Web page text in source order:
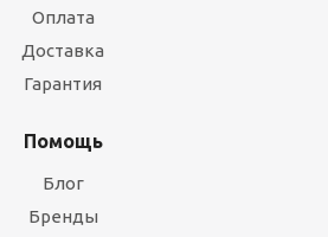
Оплата
Доставка
Гарантия
Помощь
Блог
Бренды